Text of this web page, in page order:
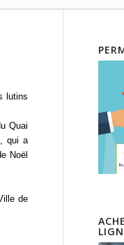
lutins
Quai
qui a
Noël
de